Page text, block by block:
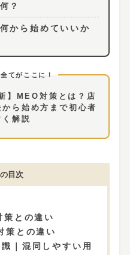
？
から始めていいか
】MEO対策とは？店
ら始め方まで初心者
く解説
目次
との違い
策との違い
｜混同しやすい用